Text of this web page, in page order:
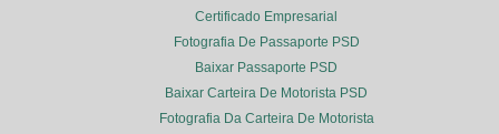
Certificado Empresarial
Fotografia De Passaporte PSD
Baixar Passaporte PSD
Baixar Carteira De Motorista PSD
Fotografia Da Carteira De Motorista